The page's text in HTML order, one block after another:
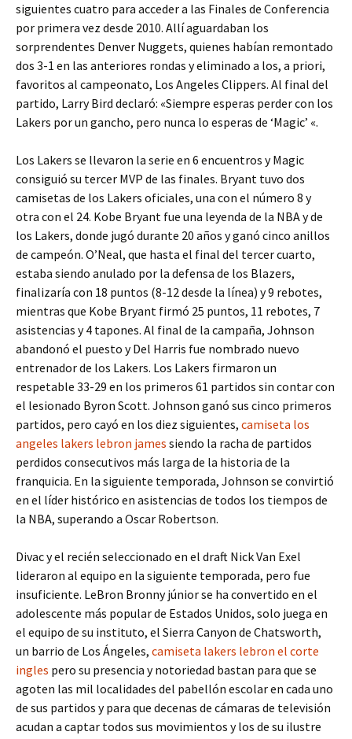
siguientes cuatro para acceder a las Finales de Conferencia
por primera vez desde 2010. Allí aguardaban los
sorprendentes Denver Nuggets, quienes habían remontado
dos 3-1 en las anteriores rondas y eliminado a los, a priori,
favoritos al campeonato, Los Angeles Clippers. Al final del
partido, Larry Bird declaró: «Siempre esperas perder con los
Lakers por un gancho, pero nunca lo esperas de ‘Magic’ «.
Los Lakers se llevaron la serie en 6 encuentros y Magic
consiguió su tercer MVP de las finales. Bryant tuvo dos
camisetas de los Lakers oficiales, una con el número 8 y
otra con el 24. Kobe Bryant fue una leyenda de la NBA y de
los Lakers, donde jugó durante 20 años y ganó cinco anillos
de campeón. O’Neal, que hasta el final del tercer cuarto,
estaba siendo anulado por la defensa de los Blazers,
finalizaría con 18 puntos (8-12 desde la línea) y 9 rebotes,
mientras que Kobe Bryant firmó 25 puntos, 11 rebotes, 7
asistencias y 4 tapones. Al final de la campaña, Johnson
abandonó el puesto y Del Harris fue nombrado nuevo
entrenador de los Lakers. Los Lakers firmaron un
respetable 33-29 en los primeros 61 partidos sin contar con
el lesionado Byron Scott. Johnson ganó sus cinco primeros
partidos, pero cayó en los diez siguientes, camiseta los
angeles lakers lebron james siendo la racha de partidos
perdidos consecutivos más larga de la historia de la
franquicia. En la siguiente temporada, Johnson se convirtió
en el líder histórico en asistencias de todos los tiempos de
la NBA, superando a Oscar Robertson.
Divac y el recién seleccionado en el draft Nick Van Exel
lideraron al equipo en la siguiente temporada, pero fue
insuficiente. LeBron Bronny júnior se ha convertido en el
adolescente más popular de Estados Unidos, solo juega en
el equipo de su instituto, el Sierra Canyon de Chatsworth,
un barrio de Los Ángeles, camiseta lakers lebron el corte
ingles pero su presencia y notoriedad bastan para que se
agoten las mil localidades del pabellón escolar en cada uno
de sus partidos y para que decenas de cámaras de televisión
acudan a captar todos sus movimientos y los de su ilustre